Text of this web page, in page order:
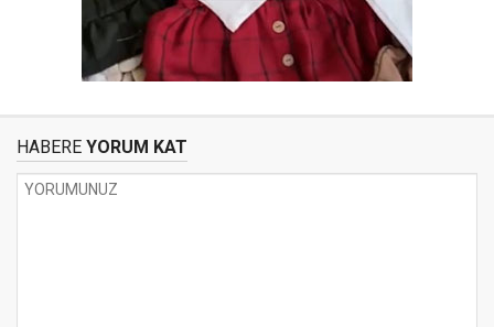
HABERE YORUM KAT